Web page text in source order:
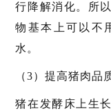
行降解消化。所
物基本上可以不
水。
（3）提高猪肉品
猪在发酵床上生